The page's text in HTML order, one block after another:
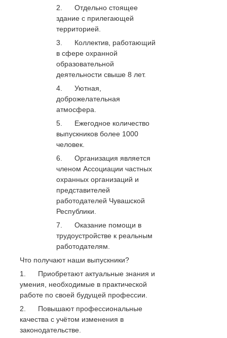
2. Отдельно стоящее
здание с прилегающей
территорией.
3. Коллектив, работающий
в сфере охранной
образовательной
деятельности свыше 8 лет.
4. Уютная,
доброжелательная
атмосфера.
5. Ежегодное количество
выпускников более 1000
человек.
6. Организация является
членом Ассоциации частных
охранных организаций и
представителей
работодателей Чувашской
Республики.
7. Оказание помощи в
трудоустройстве к реальным
работодателям.
Что получают наши выпускники?
1. Приобретают актуальные знания и
умения, необходимые в практической
работе по своей будущей профессии.
2. Повышают профессиональные
качества с учётом изменения в
законодательстве.